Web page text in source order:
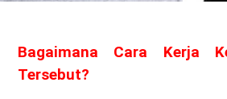
Bagaimana Cara Kerja
Tersebut?